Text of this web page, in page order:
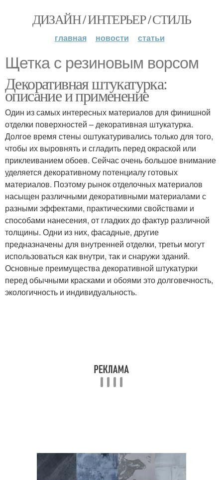
ДИЗАЙН / ИНТЕРЬЕР / СТИЛЬ
главная новости статьи
Щетка с резиновым ворсом
Декоративная штукатурка:
описание и применение
Один из самых интересных материалов для финишной
отделки поверхностей – декоративная штукатурка.
Долгое время стены оштукатуривались только для того,
чтобы их выровнять и сгладить перед окраской или
приклеиванием обоев. Сейчас очень большое внимание
уделяется декоративному потенциалу готовых
материалов. Поэтому рынок отделочных материалов
насыщен различными декоративными материалами с
разными эффектами, практическими свойствами и
способами нанесения, от гладких до фактур различной
толщины. Одни из них, фасадные, другие
предназначены для внутренней отделки, третьи могут
использоваться как внутри, так и снаружи зданий.
Основные преимущества декоративной штукатурки
перед обычными красками и обоями это долговечность,
экологичность и индивидуальность.